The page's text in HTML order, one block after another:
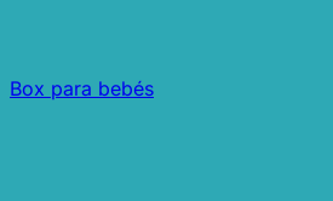
Box para bebés